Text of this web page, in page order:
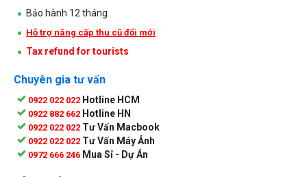
Bảo hành 12 tháng
Hỗ trợ nâng cấp thu cũ đổi mới
Tax refund for tourists
Chuyên gia tư vấn
0922 022 022 Hotline HCM
0922 882 662 Hotline HN
0922 022 022 Tư Vấn Macbook
0922 022 022 Tư Vấn Máy Ảnh
0972 666 246 Mua Sỉ - Dự Án